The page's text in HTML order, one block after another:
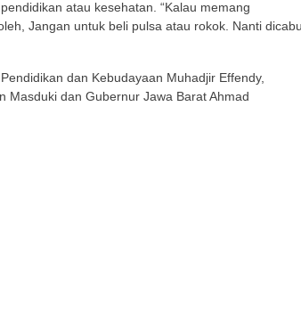
atau kesehatan. “Kalau memang
Jangan untuk beli pulsa atau rokok. Nanti
dan Kebudayaan Muhadjir Effendy,
Masduki dan Gubernur Jawa Barat Ahmad